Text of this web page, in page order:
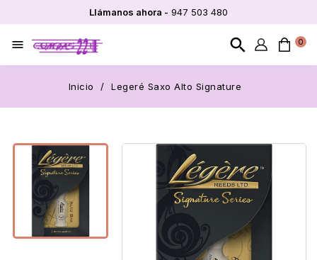
Llámanos ahora - 947 503 480
0
search

Inicio Legeré Saxo Alto Signature